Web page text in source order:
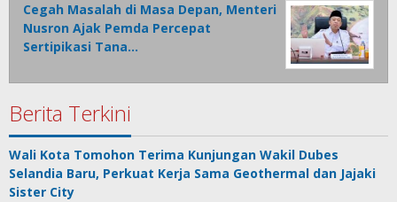
Cegah Masalah di Masa Depan, Menteri
Nusron Ajak Pemda Percepat
Sertipikasi Tana…
Berita Terkini
Wali Kota Tomohon Terima Kunjungan Wakil Dubes
Selandia Baru, Perkuat Kerja Sama Geothermal dan Jajaki
Sister City